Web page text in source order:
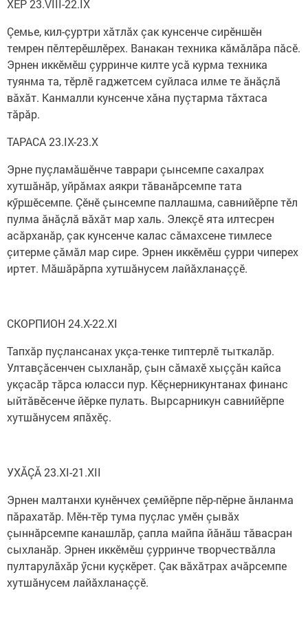
ХӖР 23.VIII-22.IX
Çемье, кил-çуртри хăтлăх çак кунсенче сирӗншӗн
темрен пӗлтерӗшлӗрех. Ванакан техника кăмăлăра пăсӗ.
Эрнен иккӗмӗш çурринче килте усă курма техника
туянма та, тӗрлӗ гаджетсем суйласа илме те ăнăçлă
вăхăт. Канмалли кунсенче хăна пуçтарма тăхтаса
тăрăр.
ТАРАСА 23.IX-23.X
Эрне пуçламăшӗнче таврари çынсемпе сахалрах
хутшăнăр, уйрăмах аякри тăванăрсемпе тата
кӳршӗсемпе. Çӗнӗ çынсемпе паллашма, савнийӗрпе тӗл
пулма ăнăçлă вăхăт мар халь. Элекçӗ ята илтесрен
асăрханăр, çак кунсенче калас сăмахсене тимлесе
çитерме çăмăл мар сире. Эрнен иккӗмӗш çурри чиперех
иртет. Мăшăрăрпа хутшăнусем лайăхланаççӗ.
СКОРПИОН 24.X-22.XI
Тапхăр пуçлансанах укçа-тенке типтерлӗ тыткалăр.
Ултавçăсенчен сыхланăр, çын сăмахӗ хыççăн кайса
укçасăр тăрса юласси пур. Кӗçнерникунтанах финанс
ыйтăвӗсенче йӗрке пулать. Вырсарникун савнийӗрпе
хутшăнусем япăхӗç.
УХĂÇĂ 23.XI-21.XII
Эрнен малтанхи кунӗнчех çемйӗрпе пӗр-пӗрне ăнланма
пăрахатăр. Мӗн-тӗр тума пуçлас умӗн çывăх
çыннăрсемпе канашлăр, çапла майпа йăнăш тăвасран
сыхланăр. Эрнен иккӗмӗш çурринче творчествăлла
пултарулăхăр ӳсни куçкӗрет. Çак вăхăтрах ачăрсемпе
хутшăнусем лайăхланаççӗ.